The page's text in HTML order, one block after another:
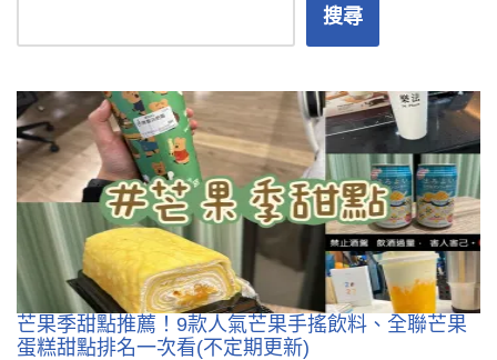
搜尋
芒果季甜點推薦！9款人氣芒果手搖飲料、全聯芒果
蛋糕甜點排名一次看(不定期更新)